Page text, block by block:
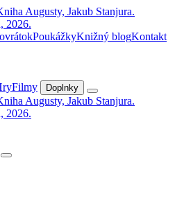
PoukážkyKnižný blogKontakt
Filmy Doplnky